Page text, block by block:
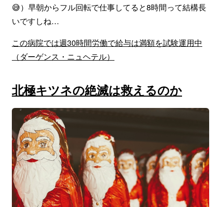
😅）早朝からフル回転で仕事してると8時間って結構長
いですしね…
この病院では週30時間労働で給与は満額を試験運用中
（ダーゲンス・ニュヘテル）
北極キツネの絶滅は救えるのか